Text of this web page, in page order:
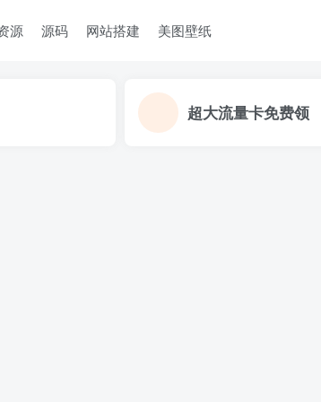
源 源码 网站搭建 美图壁纸
超大流量卡免费领